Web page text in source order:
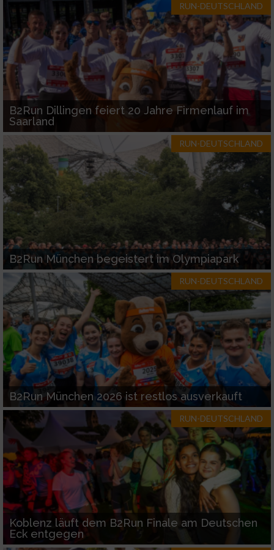
RUN-DEUTSCHLAND
B2Run Dillingen feiert 20 Jahre Firmenlauf im
Saarland
RUN-DEUTSCHLAND
B2Run München begeistert im Olympiapark
RUN-DEUTSCHLAND
B2Run München 2026 ist restlos ausverkauft
RUN-DEUTSCHLAND
Koblenz läuft dem B2Run Finale am Deutschen
Eck entgegen